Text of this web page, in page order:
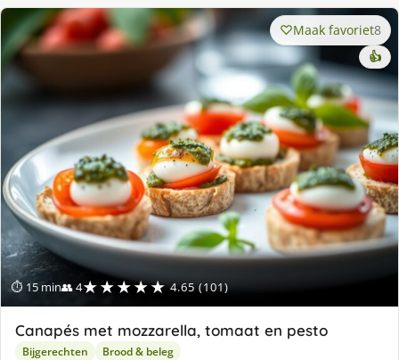
⏱ 15 min👥 4★★★★★ 4.65 (101)
Maak favoriet8
👍
Canapés met mozzarella, tomaat en pesto
Bijgerechten Brood & beleg